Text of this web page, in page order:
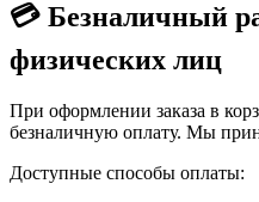
💳 Безналичный
физических лиц
При оформлении заказа в
безналичную оплату. Мы
Доступные способы оплаты: